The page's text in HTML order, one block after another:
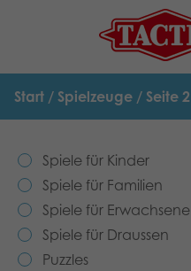
Start / Spielzeuge / Seite 2
Spiele für Kinder
Spiele für Familien
Spiele für Erwachsene
Spiele für Draussen
Puzzles